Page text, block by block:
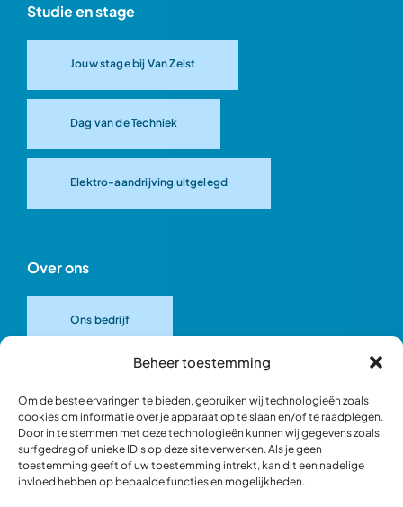
Beheer toestemming
Om de beste ervaringen te bieden, gebruiken wij technologieën zoals
cookies om informatie over je apparaat op te slaan en/of te raadplegen.
Door in te stemmen met deze technologieën kunnen wij gegevens zoals
surfgedrag of unieke ID's op deze site verwerken. Als je geen
toestemming geeft of uw toestemming intrekt, kan dit een nadelige
invloed hebben op bepaalde functies en mogelijkheden.
Studie en stage
Jouw stage bij Van Zelst
Dag van de Techniek
Elektro-aandrijving uitgelegd
Over ons
Ons bedrijf
Ons team